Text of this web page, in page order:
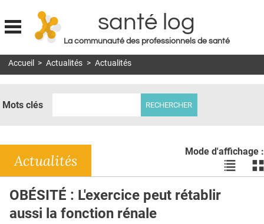
Jump to navigation
santé log
La communauté des professionnels de santé
MON COMPTE
DOSSIERS
RÉSEAUX
E-REVUE SAD
Accueil > Actualités > Actualités
Mots clés
Mode d'affichage :
Voir
les
les
Actualités
OBÉSITÉ : L'exercice peut rétablir
aussi la fonction rénale